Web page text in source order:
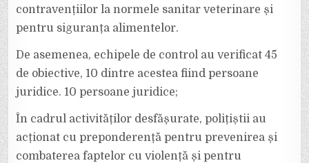
contravențiilor la normele sanitar veterinare și
pentru siguranța alimentelor.
De asemenea, echipele de control au verificat 45
de obiective, 10 dintre acestea fiind persoane
juridice. 10 persoane juridice;
În cadrul activităților desfășurate, polițiștii au
acționat cu preponderență pentru prevenirea și
combaterea faptelor cu violență și pentru